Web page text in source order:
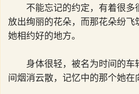
不能忘记的约定，有着很
放出绚丽的花朵，而那花朵纷飞
她相约好的地方。
身体很轻，被名为时间的
间烟消云散，记忆中的那个她在